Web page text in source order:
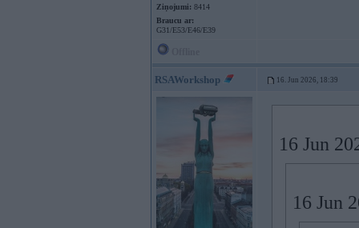
Ziņojumi: 8414
Braucu ar:
G31/E53/E46/E39
RSAWorkshop 16. Jun 2026, 18:39
16 Jun
16 Jun